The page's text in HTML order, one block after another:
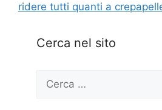
ridere tutti quanti a
Cerca nel sito
Ricerca